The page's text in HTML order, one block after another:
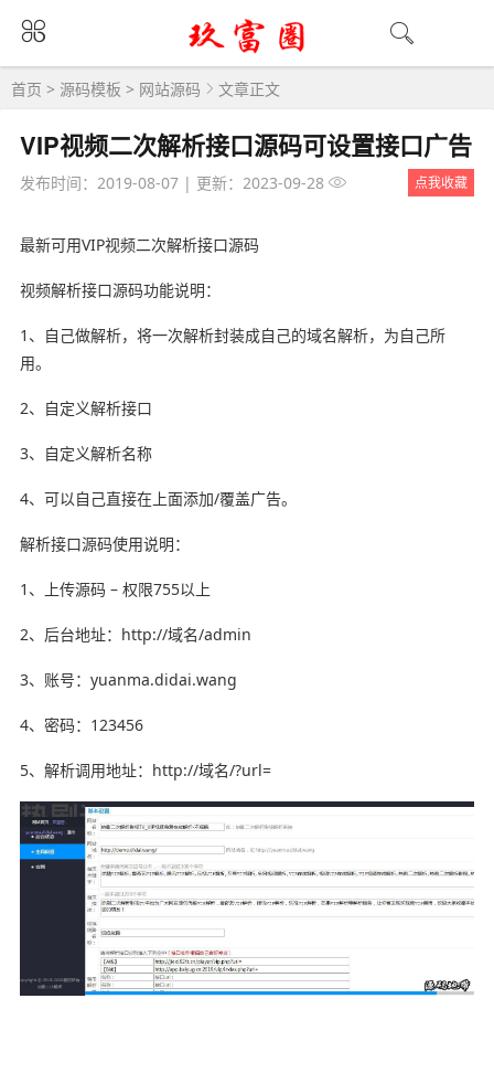
首页 > 源码模板 > 网站源码 文章正文
VIP视频二次解析接口源码可设置接口广告
发布时间：2019-08-07| 更新：2023-09-28 点我收藏
最新可用VIP视频二次解析接口源码
视频解析接口源码功能说明：
1、自己做解析，将一次解析封装成自己的域名解析，为自己所
用。
2、自定义解析接口
3、自定义解析名称
4、可以自己直接在上面添加/覆盖广告。
解析接口源码使用说明：
1、上传源码 – 权限755以上
2、后台地址：http://域名/admin
3、账号：yuanma.didai.wang
4、密码：123456
5、解析调用地址：http://域名/?url=